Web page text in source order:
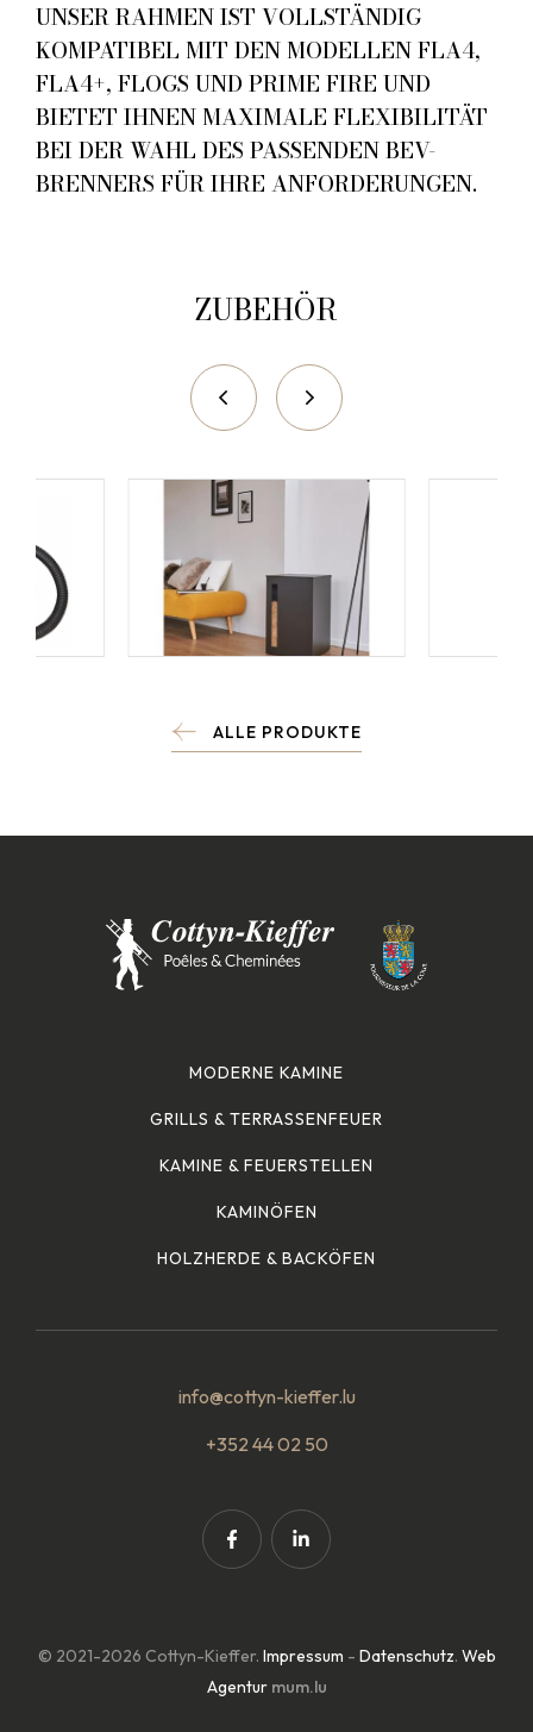
UNSER RAHMEN IST VOLLSTÄNDIG
KOMPATIBEL MIT DEN MODELLEN FLA4,
FLA4+, FLOGS UND PRIME FIRE UND
BIETET IHNEN MAXIMALE FLEXIBILITÄT
BEI DER WAHL DES PASSENDEN BEV-
BRENNERS FÜR IHRE ANFORDERUNGEN.
ZUBEHÖR
ALLE PRODUKTE
MODERNE KAMINE
GRILLS & TERRASSENFEUER
KAMINE & FEUERSTELLEN
KAMINÖFEN
HOLZHERDE & BACKÖFEN
info@cottyn-kieffer.lu
+352 44 02 50
© 2021-2026 Cottyn-Kieffer. Impressum - Datenschutz. Web
Agentur mum.lu